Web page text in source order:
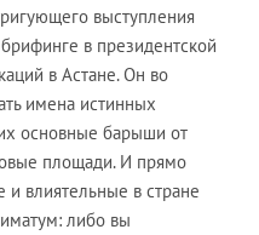
выступления
в президентской
в Астане. Он во
имена истинных
основные барыши от
площади. И прямо
и влиятельные в стране
либо вы